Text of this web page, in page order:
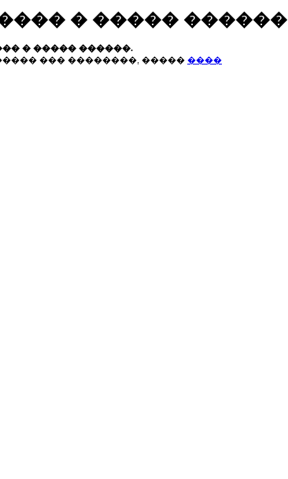
� ����� ������
� ����� ������.
��� ��������, ����� ����